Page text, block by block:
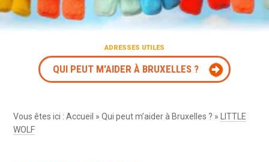
ADRESSES UTILES
QUI PEUT M'AIDER À BRUXELLES ?
Vous êtes ici :Accueil »Qui peut m’aider à Bruxelles ? »
LITTLE
WOLF